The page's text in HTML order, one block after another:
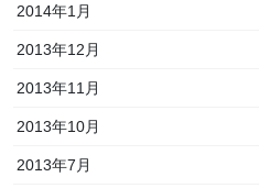
2014年1月
2013年12月
2013年11月
2013年10月
2013年7月